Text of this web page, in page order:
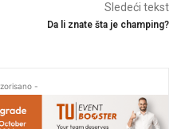
Sledeći tekst
Da li znate šta je champing?
-